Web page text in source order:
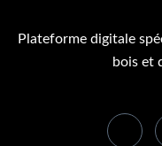
Plateforme digitale
bois et